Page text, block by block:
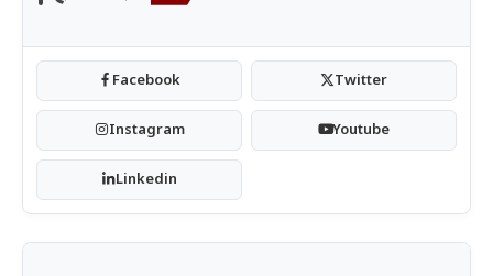
Facebook Twitter
Instagram Youtube
Linkedin